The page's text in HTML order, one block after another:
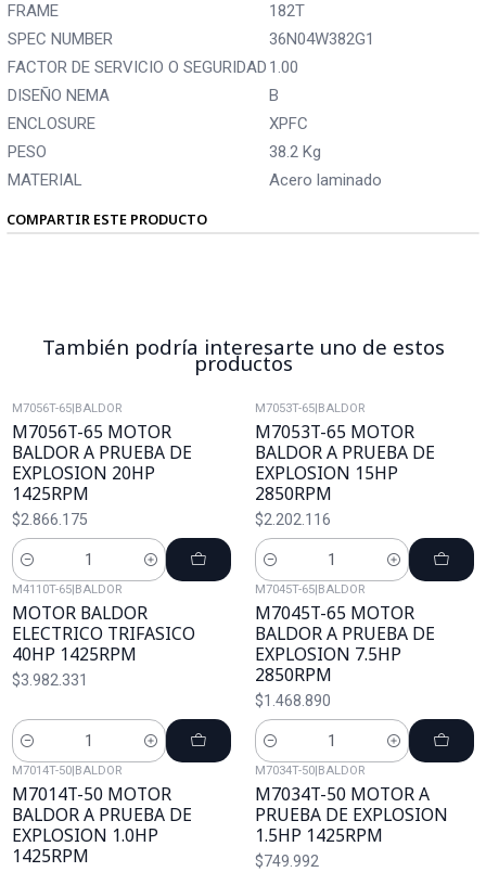
FRAME
182T
SPEC NUMBER
36N04W382G1
FACTOR DE SERVICIO O SEGURIDAD 1.00
DISEÑO NEMA
B
ENCLOSURE
XPFC
PESO
38.2 Kg
MATERIAL
Acero laminado
COMPARTIR ESTE PRODUCTO
También podría interesarte uno de estos
productos
M7056T-65|BALDOR
M7056T-65 MOTOR
BALDOR A PRUEBA DE
EXPLOSION 20HP
1425RPM
$2.866.175
Cantidad
M7053T-65|BALDOR
M7053T-65 MOTOR
BALDOR A PRUEBA DE
EXPLOSION 15HP
2850RPM
$2.202.116
Cantidad
M4110T-65|BALDOR
MOTOR BALDOR
ELECTRICO TRIFASICO
40HP 1425RPM
$3.982.331
Cantidad
M7045T-65|BALDOR
M7045T-65 MOTOR
BALDOR A PRUEBA DE
EXPLOSION 7.5HP
2850RPM
$1.468.890
Cantidad
M7014T-50|BALDOR
M7014T-50 MOTOR
BALDOR A PRUEBA DE
EXPLOSION 1.0HP
1425RPM
M7034T-50|BALDOR
M7034T-50 MOTOR A
PRUEBA DE EXPLOSION
1.5HP 1425RPM
$749.992